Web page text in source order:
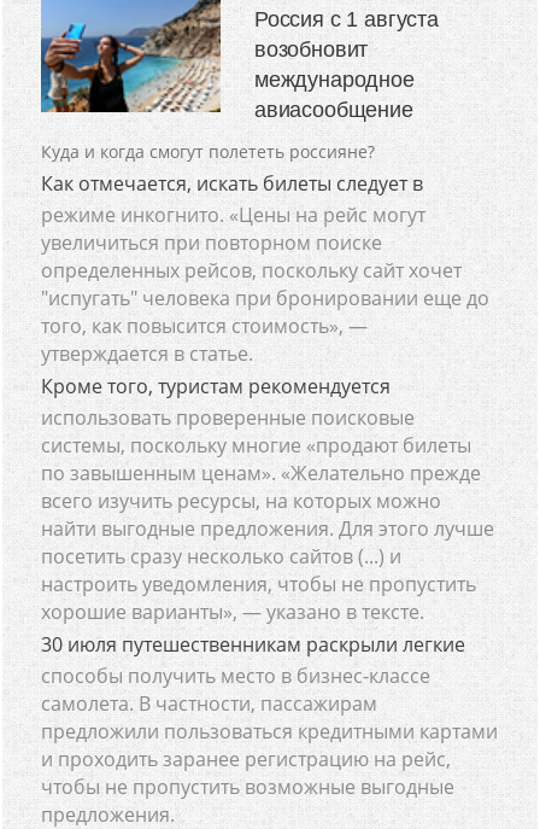
Россия с 1 августа
возобновит
международное
авиасообщение
Куда и когда смогут полететь россияне?
Как отмечается, искать билеты следует в
режиме инкогнито. «Цены на рейс могут
увеличиться при повторном поиске
определенных рейсов, поскольку сайт хочет
"испугать" человека при бронировании еще до
того, как повысится стоимость», —
утверждается в статье.
Кроме того, туристам рекомендуется
использовать проверенные поисковые
системы, поскольку многие «продают билеты
по завышенным ценам». «Желательно прежде
всего изучить ресурсы, на которых можно
найти выгодные предложения. Для этого лучше
посетить сразу несколько сайтов (...) и
настроить уведомления, чтобы не пропустить
хорошие варианты», — указано в тексте.
30 июля путешественникам раскрыли легкие
способы получить место в бизнес-классе
самолета. В частности, пассажирам
предложили пользоваться кредитными картами
и проходить заранее регистрацию на рейс,
чтобы не пропустить возможные выгодные
предложения.